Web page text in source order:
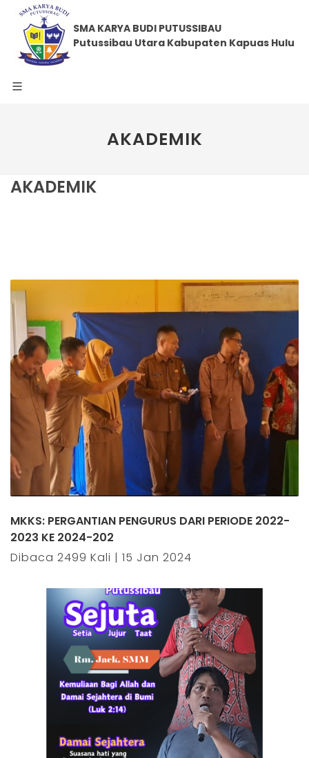
SMA KARYA BUDI PUTUSSIBAU
Putussibau Utara Kabupaten Kapuas Hulu
AKADEMIK
AKADEMIK
MKKS: PERGANTIAN PENGURUS DARI PERIODE 2022-
2023 KE 2024-202
Dibaca 2499 Kali | 15 Jan 2024